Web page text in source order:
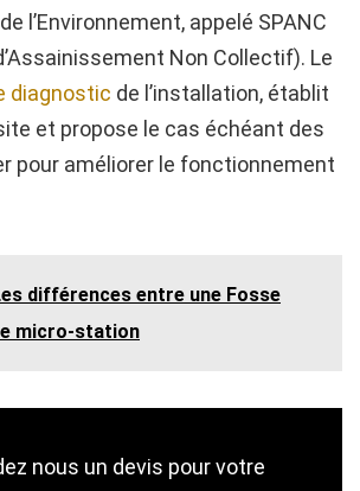
l’Environnement, appelé SPANC
Non Collectif). Le
diagnostic de l’installation, établit
et propose le cas échéant des
pour améliorer le fonctionnement
différences entre une Fosse
micro-station
nous un devis pour votre